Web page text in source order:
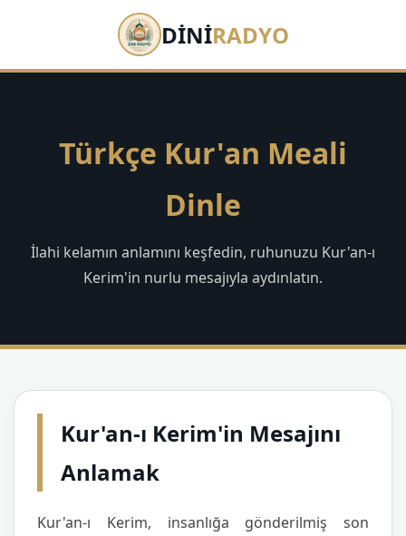
DİNİRADYO
Türkçe Kur'an Meali
Dinle
İlahi kelamın anlamını keşfedin, ruhunuzu Kur'an-ı
Kerim'in nurlu mesajıyla aydınlatın.
Kur'an-ı Kerim'in Mesajını
Anlamak
Kur'an-ı Kerim, insanlığa gönderilmiş son